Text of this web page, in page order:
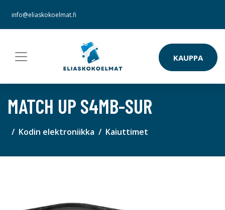
info@eliaskokoelmat.fi
KAUPPA
MATCH UP S4MB-SUR
Kodin elektroniikka Kaiuttimet